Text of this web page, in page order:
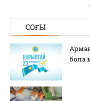
СОҢҒЫ
бола